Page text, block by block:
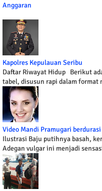
Anggaran
Kapolres Kepulauan Seribu
Daftar Riwayat Hidup Berikut
tabel, disusun rapi dalam
Video Mandi Pramugari
Ilustrasi Baju putihnya basah,
Adegan vulgar ini menjadi